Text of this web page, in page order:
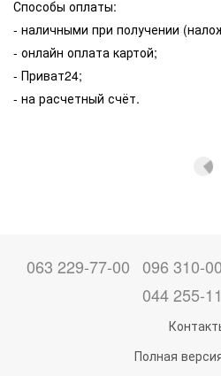
Способы оплаты:
- наличными при получении
- онлайн оплата картой;
- Приват24;
- на расчетный счёт.
063 229-77-00 096 310-
044 255-
Полная